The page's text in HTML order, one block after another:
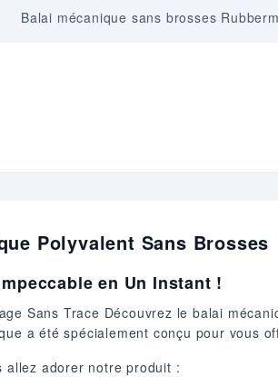
Balai mécanique sans brosses
Polyvalent Sans Brosses
en Un Instant !
Sans Trace Découvrez le balai
a été spécialement conçu pour vous
allez adorer notre produit :